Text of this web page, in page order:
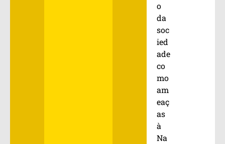
o
da
soc
ied
ade
co
mo
am
eaç
as
à
Na